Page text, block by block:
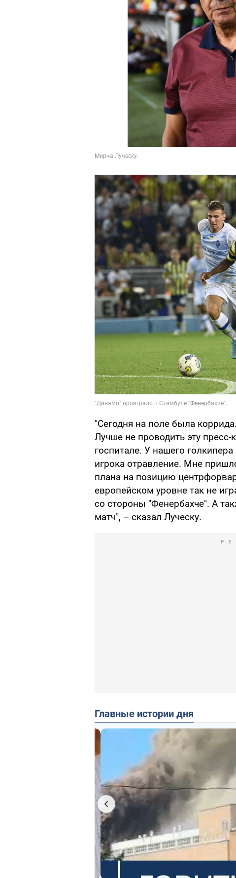
"Сегодня на поле была
Лучше не проводить эту
госпитале. У нашего
игрока отравление. Мне
плана на позицию
европейском уровне так не
со стороны "Фенербахче". А
матч", – сказал Луческу.
Главные истории дня